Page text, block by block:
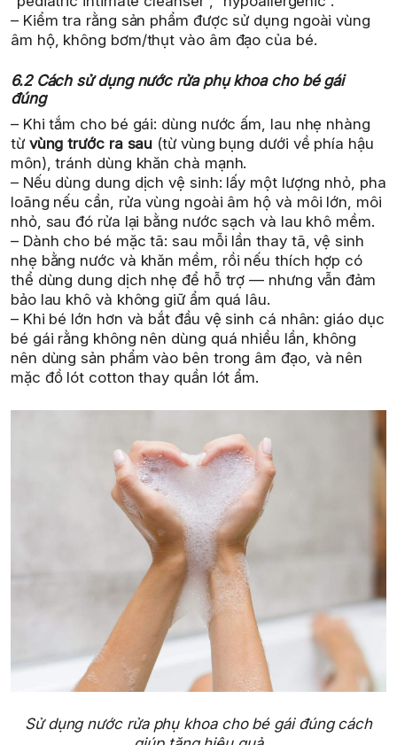
– Kiểm tra rằng sản phẩm được sử dụng ngoài vùng
âm hộ, không bơm/thụt vào âm đạo của bé.
6.2 Cách sử dụng nước rửa phụ khoa cho bé gái
đúng
– Khi tắm cho bé gái: dùng nước ấm, lau nhẹ nhàng
từ vùng trước ra sau (từ vùng bụng dưới về phía hậu
môn), tránh dùng khăn chà mạnh.
– Nếu dùng dung dịch vệ sinh: lấy một lượng nhỏ, pha
loãng nếu cần, rửa vùng ngoài âm hộ và môi lớn, môi
nhỏ, sau đó rửa lại bằng nước sạch và lau khô mềm.
– Dành cho bé mặc tã: sau mỗi lần thay tã, vệ sinh
nhẹ bằng nước và khăn mềm, rồi nếu thích hợp có
thể dùng dung dịch nhẹ để hỗ trợ — nhưng vẫn đảm
bảo lau khô và không giữ ẩm quá lâu.
– Khi bé lớn hơn và bắt đầu vệ sinh cá nhân: giáo dục
bé gái rằng không nên dùng quá nhiều lần, không
nên dùng sản phẩm vào bên trong âm đạo, và nên
mặc đồ lót cotton thay quần lót ẩm.
Sử dụng nước rửa phụ khoa cho bé gái đúng cách